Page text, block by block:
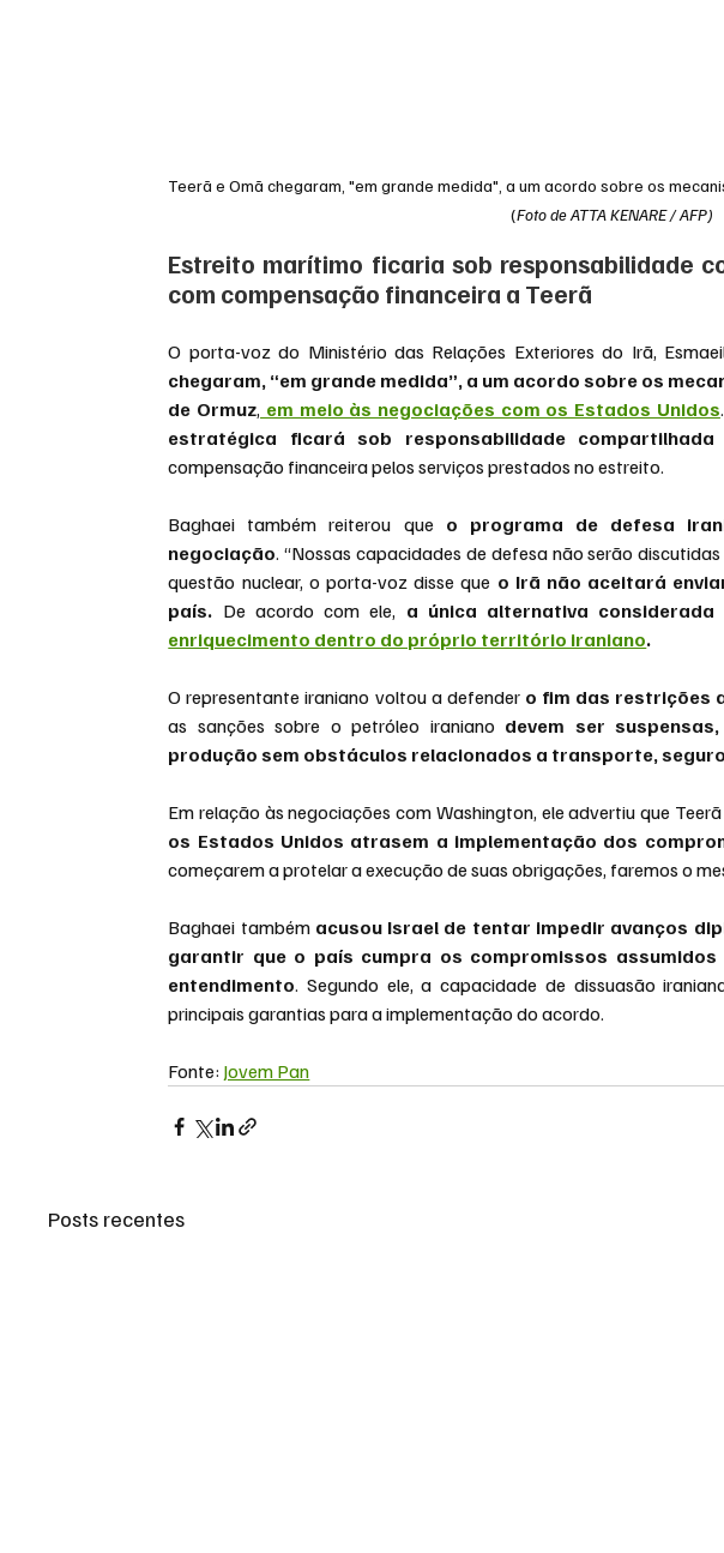
Teerã e Omã chegaram, "em grande medida", a um acordo sobre os
(Foto de ATTA KENARE / AFP)
Estreito marítimo ficaria sob responsabilidade
com compensação financeira a Teerã
O porta-voz do Ministério das Relações Exteriores do Irã,
chegaram, “em grande medida”, a um acordo sobre os
de Ormuz, em meio às negociações com os Estados Unidos
estratégica ficará sob responsabilidade
compensação financeira pelos serviços prestados no estreito.
Baghaei também reiterou que o programa de defesa
negociação. “Nossas capacidades de defesa não serão
questão nuclear, o porta-voz disse que o Irã não aceitará
país. De acordo com ele,
enriquecimento dentro do próprio território iraniano.
O representante iraniano voltou a defender o fim das restrições
as sanções sobre o petróleo iraniano devem ser
produção sem obstáculos relacionados a transporte,
Em relação às negociações com Washington, ele advertiu que Teerã
os Estados Unidos atrasem a implementação dos
começarem a protelar a execução de suas obrigações, faremos o
Baghaei também acusou Israel de tentar impedir avanços
garantir que o país cumpra os compromissos
entendimento. Segundo ele, a capacidade de dissuasão
principais garantias para a implementação do acordo.
Fonte: Jovem Pan
Posts recentes